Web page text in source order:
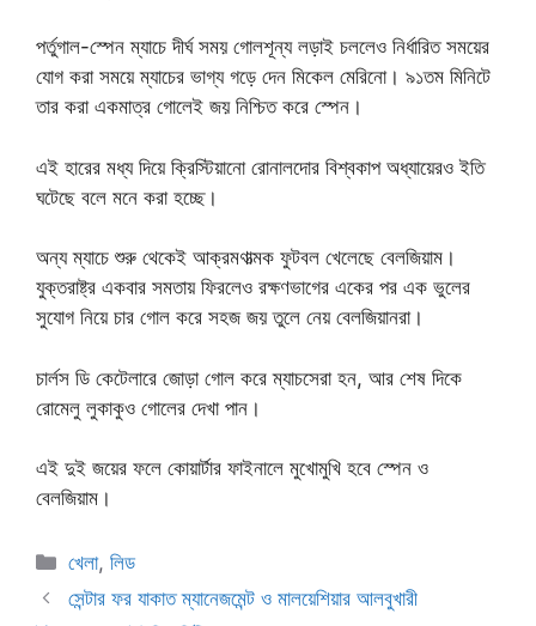
পর্তুগাল-স্পেন ম্যাচে দীর্ঘ সময় গোলশূন্য লড়াই চললেও নির্ধারিত সময়ের
যোগ করা সময়ে ম্যাচের ভাগ্য গড়ে দেন মিকেল মেরিনো। ৯১তম মিনিটে
তার করা একমাত্র গোলেই জয় নিশ্চিত করে স্পেন।
এই হারের মধ্য দিয়ে ক্রিস্টিয়ানো রোনালদোর বিশ্বকাপ অধ্যায়েরও ইতি
ঘটেছে বলে মনে করা হচ্ছে।
অন্য ম্যাচে শুরু থেকেই আক্রমণাত্মক ফুটবল খেলেছে বেলজিয়াম।
যুক্তরাষ্ট্র একবার সমতায় ফিরলেও রক্ষণভাগের একের পর এক ভুলের
সুযোগ নিয়ে চার গোল করে সহজ জয় তুলে নেয় বেলজিয়ানরা।
চার্লস ডি কেটেলারে জোড়া গোল করে ম্যাচসেরা হন, আর শেষ দিকে
রোমেলু লুকাকুও গোলের দেখা পান।
এই দুই জয়ের ফলে কোয়ার্টার ফাইনালে মুখোমুখি হবে স্পেন ও
বেলজিয়াম।
Categories
খেলা,লিড
সেন্টার ফর যাকাত ম্যানেজমেন্ট ও মালয়েশিয়ার আলবুখারী